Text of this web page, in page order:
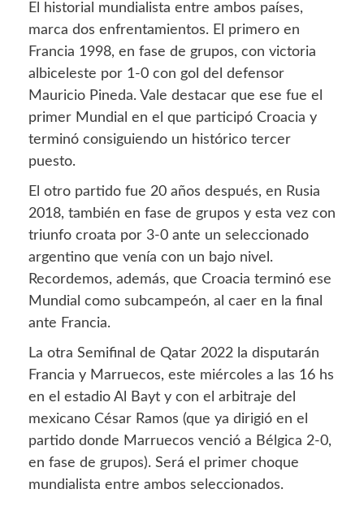
El historial mundialista entre ambos países,
marca dos enfrentamientos. El primero en
Francia 1998, en fase de grupos, con victoria
albiceleste por 1-0 con gol del defensor
Mauricio Pineda. Vale destacar que ese fue el
primer Mundial en el que participó Croacia y
terminó consiguiendo un histórico tercer
puesto.
El otro partido fue 20 años después, en Rusia
2018, también en fase de grupos y esta vez con
triunfo croata por 3-0 ante un seleccionado
argentino que venía con un bajo nivel.
Recordemos, además, que Croacia terminó ese
Mundial como subcampeón, al caer en la final
ante Francia.
La otra Semifinal de Qatar 2022 la disputarán
Francia y Marruecos, este miércoles a las 16 hs
en el estadio Al Bayt y con el arbitraje del
mexicano César Ramos (que ya dirigió en el
partido donde Marruecos venció a Bélgica 2-0,
en fase de grupos). Será el primer choque
mundialista entre ambos seleccionados.